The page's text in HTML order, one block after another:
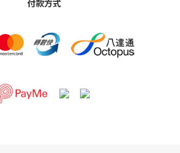
付款方式